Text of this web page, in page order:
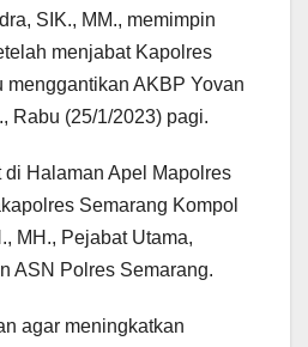
SIK., MM., memimpin
menjabat Kapolres
menggantikan AKBP Yovan
Rabu (25/1/2023) pagi.
Halaman Apel Mapolres
Semarang Kompol
MH., Pejabat Utama,
ASN Polres Semarang.
agar meningkatkan